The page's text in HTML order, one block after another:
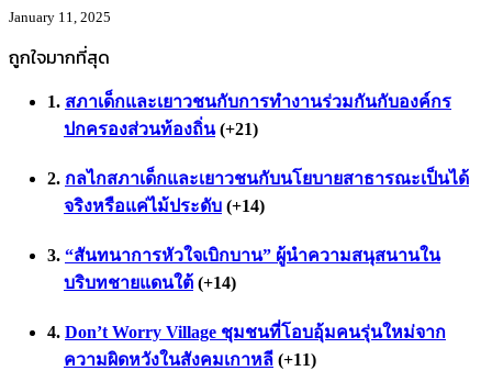
January 11, 2025
ถูกใจมากที่สุด
สภาเด็กและเยาวชนกับการทำงานร่วมกันกับองค์กร
ปกครองส่วนท้องถิ่น +21
กลไกสภาเด็กและเยาวชนกับนโยบายสาธารณะเป็นได้
จริงหรือแค่ไม้ประดับ +14
“สันทนาการหัวใจเบิกบาน” ผู้นำความสนุสนานใน
บริบทชายแดนใต้ +14
Don’t Worry Village ชุมชนที่โอบอุ้มคนรุ่นใหม่จาก
ความผิดหวังในสังคมเกาหลี +11